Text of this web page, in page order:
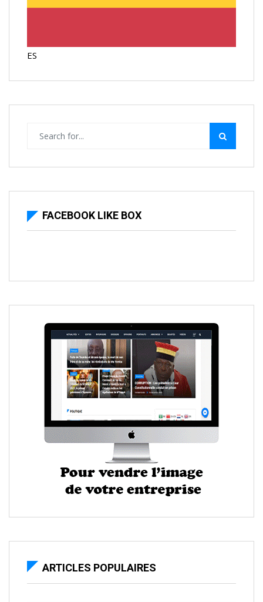
ES
FACEBOOK LIKE BOX
ARTICLES POPULAIRES